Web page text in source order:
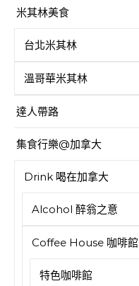
米其林美食
台北米其林
溫哥華米其林
達人帶路
集食行樂@加拿大
Drink 喝在加拿大
Alcohol 醉翁之意
Coffee House 咖啡館
特色咖啡館